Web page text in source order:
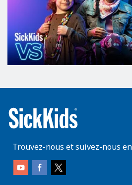
Trouvez-nous et suivez-nous